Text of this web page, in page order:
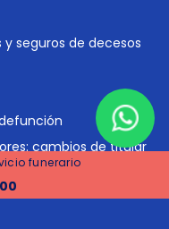
funerario
seguros de decesos
cambios de titular